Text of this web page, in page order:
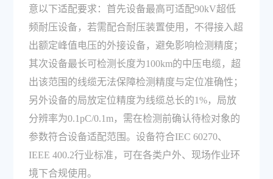
意以下适配要求：首先设备最高可适配90kV超低
频耐压设备，若需配合耐压装置使用，不得接入超
出额定峰值电压的外接设备，避免影响检测精度；
其次设备最长可检测长度为100km的中压电缆，超
出该范围的线缆无法保障检测精度与定位准确性；
另外设备的局放定位精度为线缆总长的1%，局放
分辨率为0.1pC/0.1m，需在检测前确认待检对象的
参数符合设备适配范围。设备符合IEC 60270、
IEEE 400.2行业标准，可在各类户外、现场作业环
境下合规使用。